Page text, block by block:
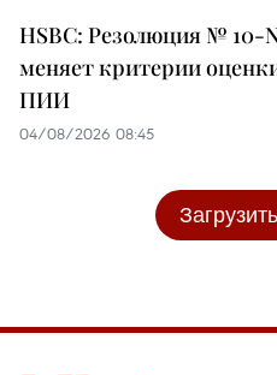
HSBC: Резолюция № 10-
меняет критерии
ПИИ
04/08/2026 08:45